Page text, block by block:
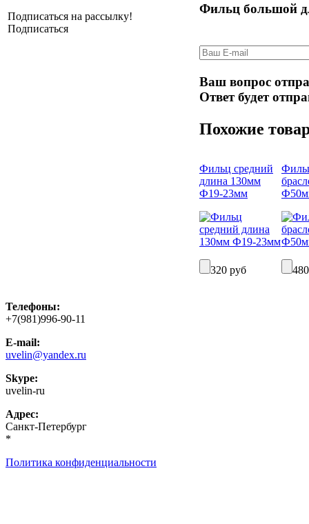
Подписаться на рассылку!
Подписаться
Фильц большой
Ваш вопрос
Ответ будет
Похожие
Фильц средний
длина 130мм
Ф19-23мм
320 руб
Телефоны:
+7(981)996-90-11
E-mail:
uvelin@yandex.ru
Skype:
uvelin-ru
Адрес:
Санкт-Петербург
*
Политика конфиденциальности